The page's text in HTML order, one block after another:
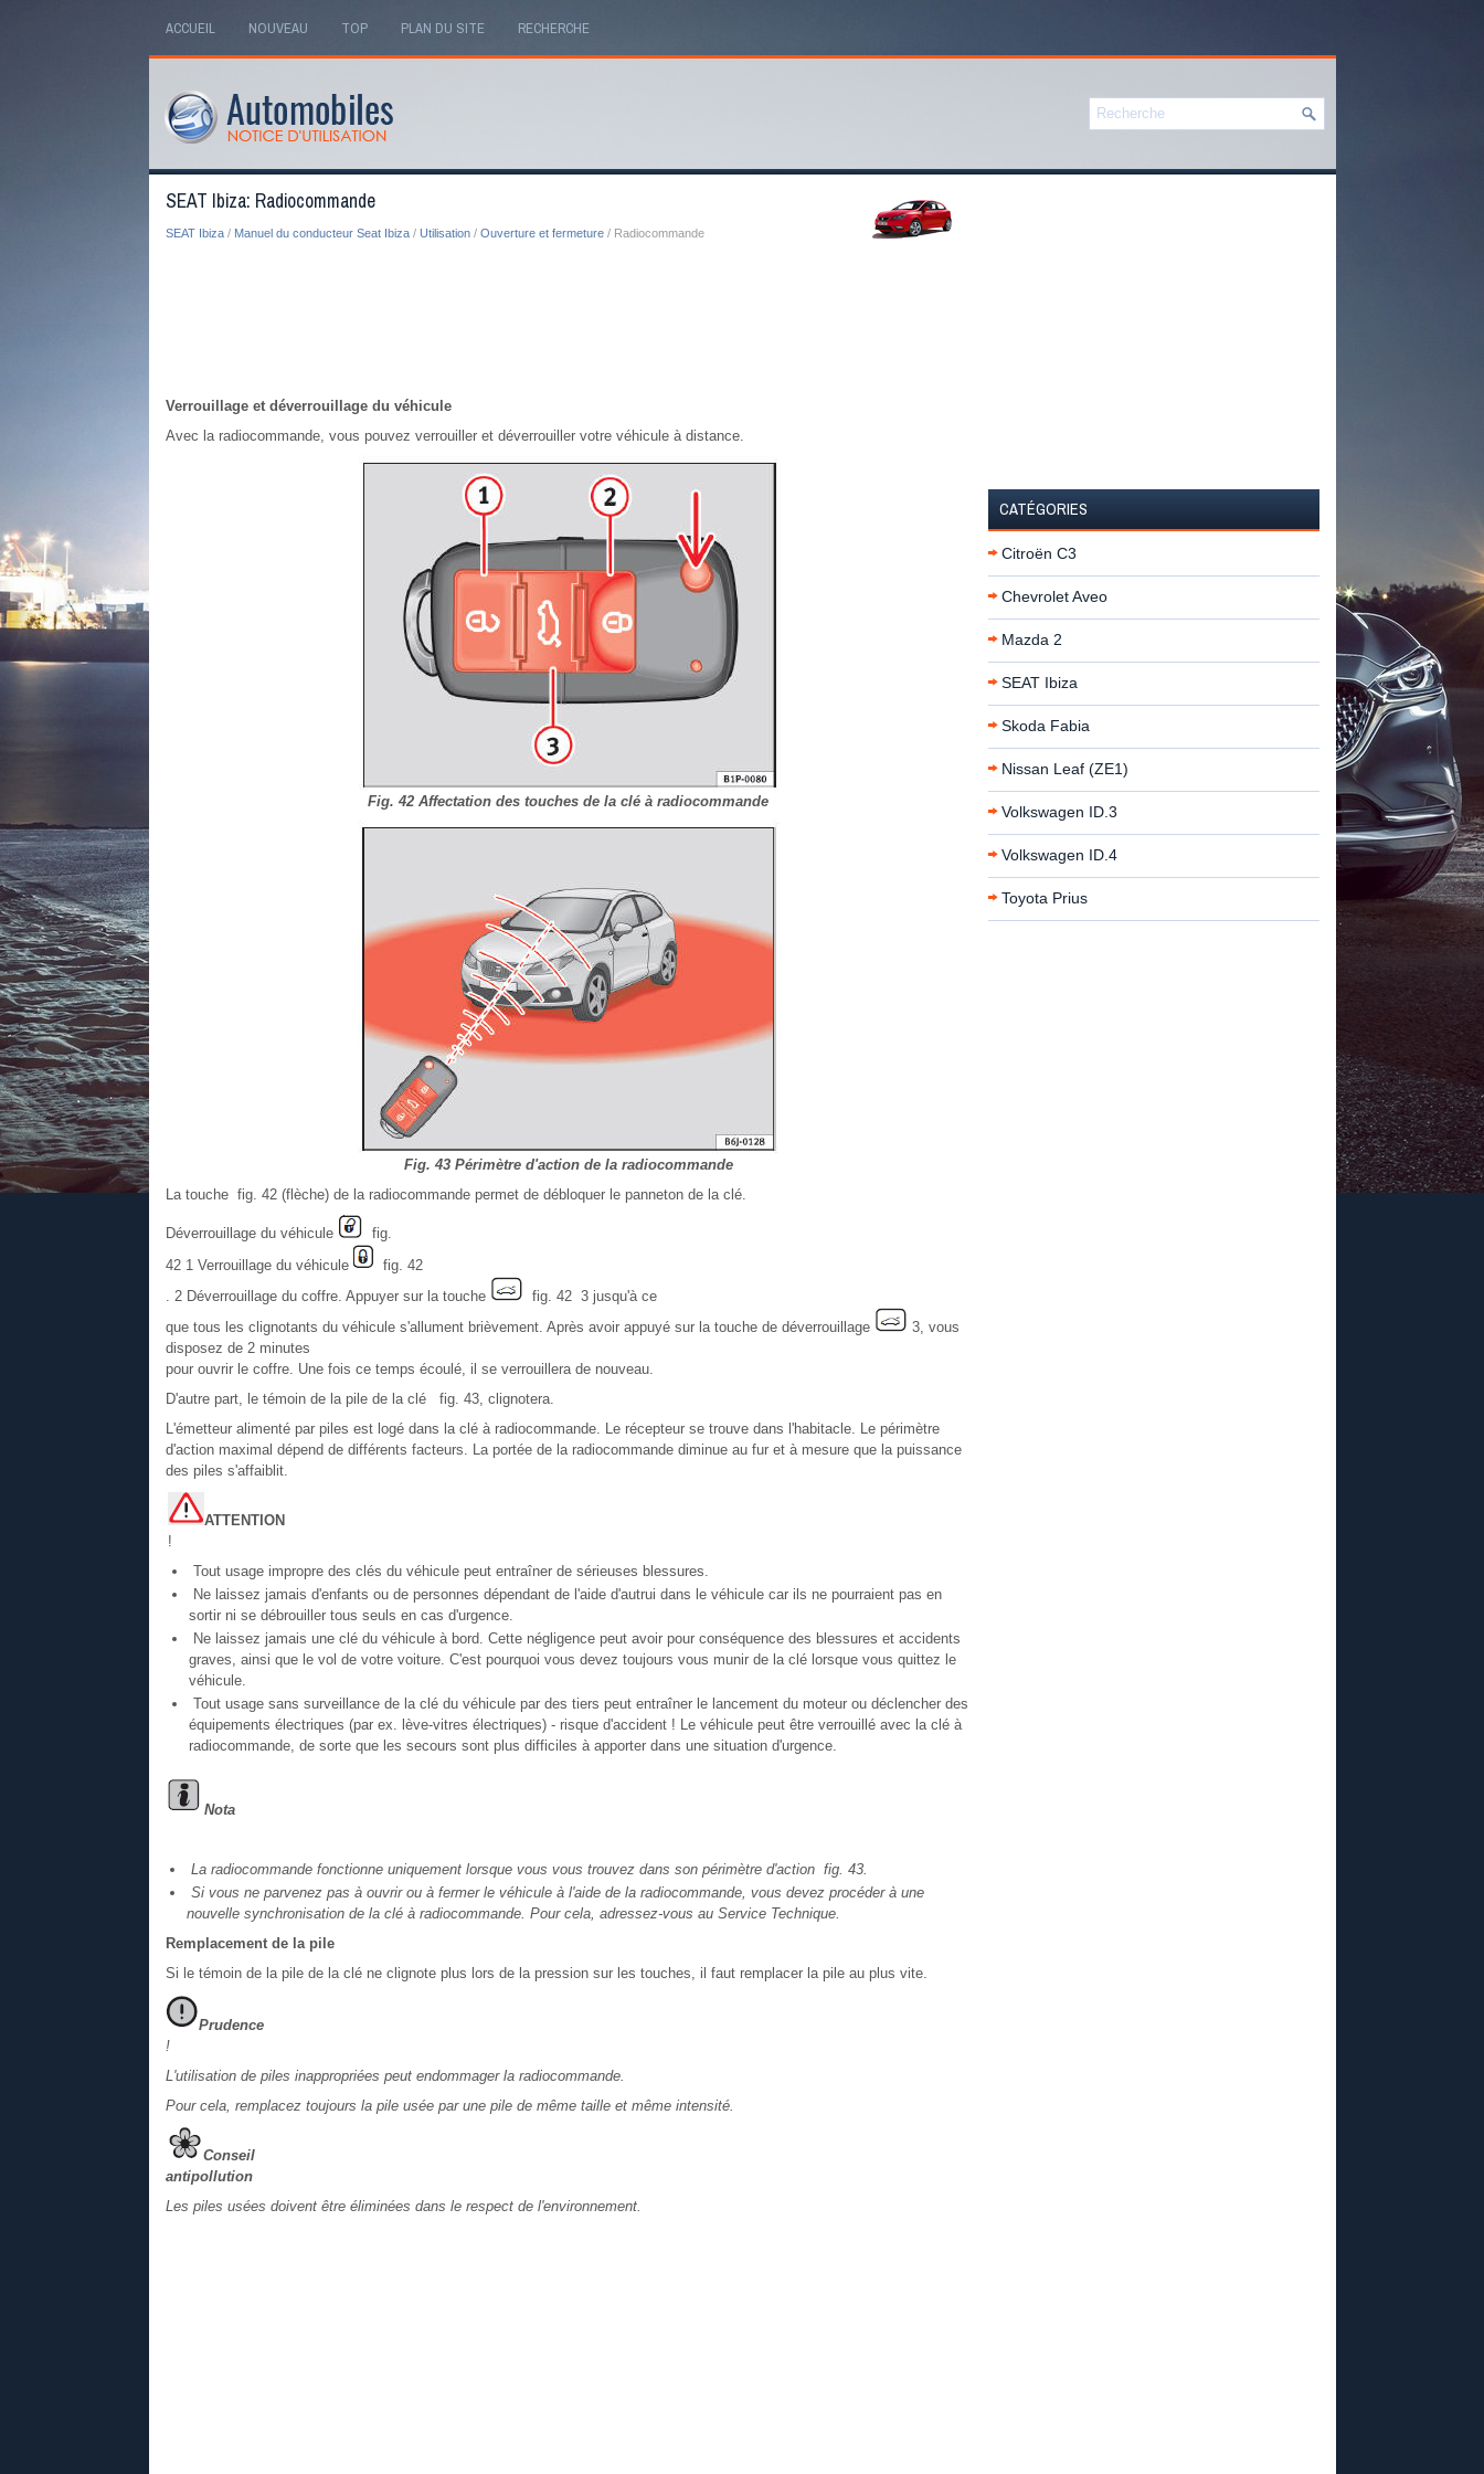
ACCUEIL NOUVEAU TOP PLAN DU SITE RECHERCHE
SEAT Ibiza: Radiocommande
SEAT Ibiza/ Manuel du conducteur Seat Ibiza/ Utilisation/ Ouverture et fermeture/ Radiocommande
Verrouillage et déverrouillage du véhicule
Avec la radiocommande, vous pouvez verrouiller et déverrouiller votre véhicule à distance.
Fig. 42 Affectation des touches de la clé à radiocommande
Fig. 43 Périmètre d'action de la radiocommande
La touche fig. 42 (flèche) de la radiocommande permet de débloquer le panneton de la clé.
Déverrouillage du véhicule
fig.
42 1 Verrouillage du véhicule
fig. 42
. 2 Déverrouillage du coffre. Appuyer sur la touche
fig. 42 3 jusqu'à ce
que tous les clignotants du véhicule s'allument brièvement. Après avoir appuyé sur la touche de déverrouillage
3, vous
disposez de 2 minutes
pour ouvrir le coffre. Une fois ce temps écoulé, il se verrouillera de nouveau.
D'autre part, le témoin de la pile de la clé fig. 43, clignotera.
L'émetteur alimenté par piles est logé dans la clé à radiocommande. Le récepteur se trouve dans l'habitacle. Le périmètre
d'action maximal dépend de différents facteurs. La portée de la radiocommande diminue au fur et à mesure que la puissance
des piles s'affaiblit.
ATTENTION
!
Tout usage impropre des clés du véhicule peut entraîner de sérieuses blessures.
Ne laissez jamais d'enfants ou de personnes dépendant de l'aide d'autrui dans le véhicule car ils ne pourraient pas en
sortir ni se débrouiller tous seuls en cas d'urgence.
Ne laissez jamais une clé du véhicule à bord. Cette négligence peut avoir pour conséquence des blessures et accidents
graves, ainsi que le vol de votre voiture. C'est pourquoi vous devez toujours vous munir de la clé lorsque vous quittez le
véhicule.
Tout usage sans surveillance de la clé du véhicule par des tiers peut entraîner le lancement du moteur ou déclencher des
équipements électriques (par ex. lève-vitres électriques) - risque d'accident ! Le véhicule peut être verrouillé avec la clé à
radiocommande, de sorte que les secours sont plus difficiles à apporter dans une situation d'urgence.
Nota
La radiocommande fonctionne uniquement lorsque vous vous trouvez dans son périmètre d'action fig. 43.
Si vous ne parvenez pas à ouvrir ou à fermer le véhicule à l'aide de la radiocommande, vous devez procéder à une
nouvelle synchronisation de la clé à radiocommande. Pour cela, adressez-vous au Service Technique.
Remplacement de la pile
Si le témoin de la pile de la clé ne clignote plus lors de la pression sur les touches, il faut remplacer la pile au plus vite.
Prudence
!
L'utilisation de piles inappropriées peut endommager la radiocommande.
Pour cela, remplacez toujours la pile usée par une pile de même taille et même intensité.
Conseil
antipollution
Les piles usées doivent être éliminées dans le respect de l'environnement.
CATÉGORIES
Citroën C3
Chevrolet Aveo
Mazda 2
SEAT Ibiza
Skoda Fabia
Nissan Leaf (ZE1)
Volkswagen ID.3
Volkswagen ID.4
Toyota Prius